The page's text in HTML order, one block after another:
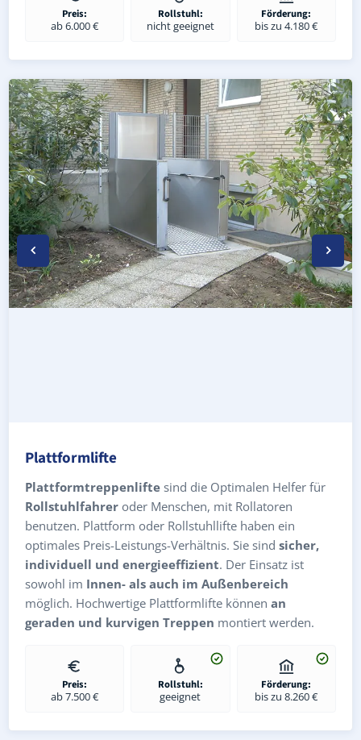
Preis:
ab 6.000 €
Rollstuhl:
nicht geeignet
Förderung:
bis zu 4.180 €
Wetterfester Plattformlift außen in Marienheide
Rollstuhl-Plattformlift in Marienheide (Oberbergischer
Plattformlifte
Plattformtreppenlifte sind die Optimalen Helfer für
Rollstuhlfahrer oder Menschen, mit Rollatoren
benutzen. Plattform oder Rollstuhllifte haben ein
optimales Preis-Leistungs-Verhältnis. Sie sind sicher,
individuell und energieeffizient. Der Einsatz ist
sowohl im Innen- als auch im Außenbereich
möglich. Hochwertige Plattformlifte können an
geraden und kurvigen Treppen montiert werden.
Preis:
ab 7.500 €
Rollstuhl:
geeignet
Förderung:
bis zu 8.260 €